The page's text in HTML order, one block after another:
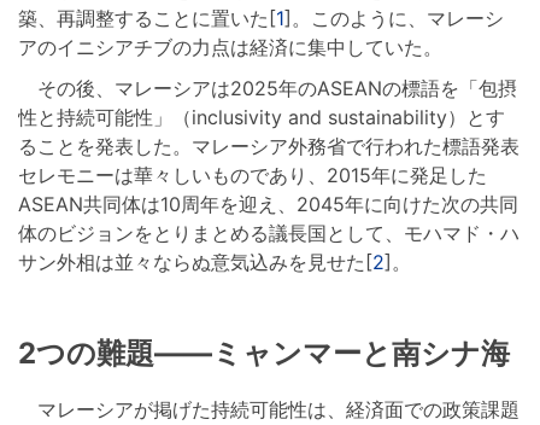
築、再調整することに置いた[1]。このように、マレーシ
アのイニシアチブの力点は経済に集中していた。
その後、マレーシアは2025年のASEANの標語を「包摂
性と持続可能性」（inclusivity and sustainability）とす
ることを発表した。マレーシア外務省で行われた標語発表
セレモニーは華々しいものであり、2015年に発足した
ASEAN共同体は10周年を迎え、2045年に向けた次の共同
体のビジョンをとりまとめる議長国として、モハマド・ハ
サン外相は並々ならぬ意気込みを見せた[2]。
2つの難題――ミャンマーと南シナ海
マレーシアが掲げた持続可能性は、経済面での政策課題